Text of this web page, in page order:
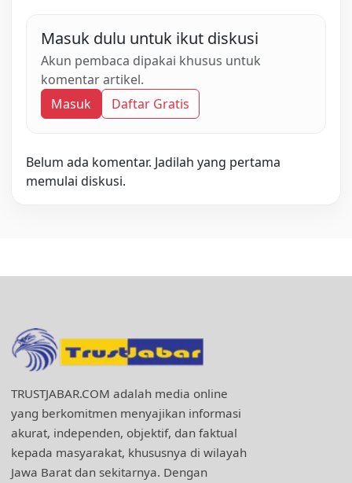
Masuk dulu untuk ikut diskusi
Akun pembaca dipakai khusus untuk
komentar artikel.
Masuk
Daftar Gratis
Belum ada komentar. Jadilah yang pertama
memulai diskusi.
TRUSTJABAR.COM adalah media online
yang berkomitmen menyajikan informasi
akurat, independen, objektif, dan faktual
kepada masyarakat, khususnya di wilayah
Jawa Barat dan sekitarnya. Dengan